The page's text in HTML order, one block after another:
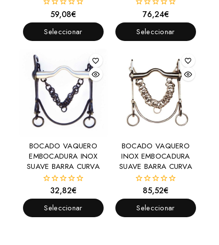
fuera
de
5
59,08€
Seleccionar
fuera
de
5
76,24€
Seleccionar
BOCADO VAQUERO
EMBOCADURA INOX
SUAVE BARRA CURVA
fuera
de
32,82€
Seleccionar
BOCADO VAQUERO
INOX EMBOCADURA
SUAVE BARRA CURVA
fuera
de
85,52€
Seleccionar